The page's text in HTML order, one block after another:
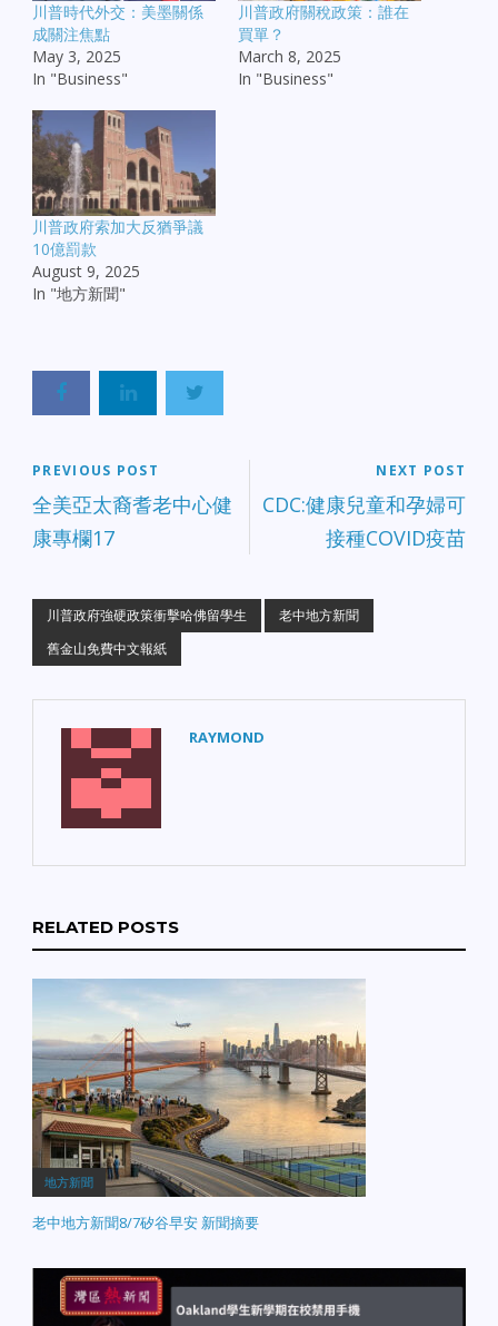
川普時代外交：美墨關係
成關注焦點
May 3, 2025
In "Business"
川普政府關稅政策：誰在
買單？
March 8, 2025
In "Business"
川普政府索加大反猶爭議
10億罰款
August 9, 2025
In "地方新聞"
PREVIOUS POST
全美亞太裔耆老中心健
康專欄17
NEXT POST
CDC:健康兒童和孕婦可
接種COVID疫苗
川普政府強硬政策衝擊哈佛留學生
老中地方新聞
舊金山免費中文報紙
RAYMOND
RELATED POSTS
地方新聞
老中地方新聞8/7矽谷早安 新聞摘要